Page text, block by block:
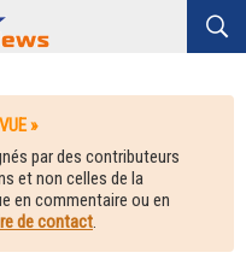
»
par des contributeurs
et non celles de la
en commentaire ou en
de contact.